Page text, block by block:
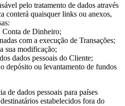
pelo tratamento de dados através
conterá quaisquer links ou anexos,
Conta de Dinheiro;
com a execução de Transações;
sua modificação;
dados pessoais do Cliente;
depósito ou levantamento de fundos
de dados pessoais para países
estabelecidos fora do